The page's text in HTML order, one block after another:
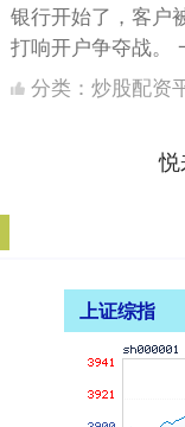
银行开始了，客户
打响开户争夺战。
看看你的银行卡有
你一旦转....
分类： 炒股配资
上证综指